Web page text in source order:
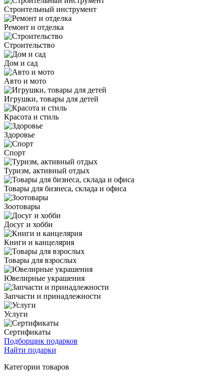
Строительный инструмент
Ремонт и отделка
Строительство
Дом и сад
Авто и мото
Игрушки, товары для детей
Красота и стиль
Здоровье
Спорт
Туризм, активный отдых
Товары для бизнеса, склада и офиса
Зоотовары
Досуг и хобби
Книги и канцелярия
Товары для взрослых
Ювелирные украшения
Запчасти и принадлежности
Услуги
Сертификаты
Подборщик подарков
Найти подарки
Категории товаров